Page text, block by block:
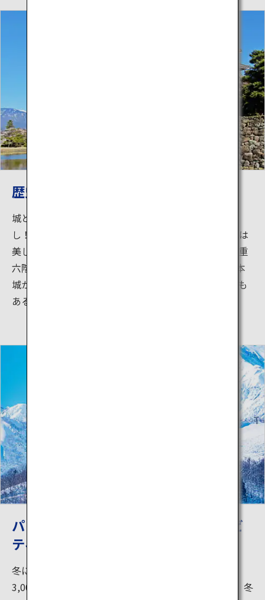
歴史ある松本城と山々の絶景
城と日本アルプスの山々は写真映えすること間違いな
し！重厚感のある黒い城と日本アルプスの白い雪景色は
美しいコラボレーション。また松本城は日本最古の五重
六階の天守を持つ国宝。500年以上前に建設された松本
城からは日本の歴史も感じられます。周りには城下町も
あるので街歩きもおすすめです。
パウダースノーでウィンターアクティビ
ティ
冬にはウィンターアクティビティが楽しめます。標高
3,000m級の北アルプスの大自然が作り出す雪は過去、冬